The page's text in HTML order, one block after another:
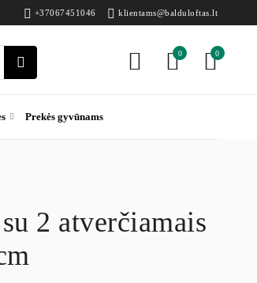
+37067451046 klientams@balduloftas.lt
0
0
Prekės gyvūnams
2 atverčiamais